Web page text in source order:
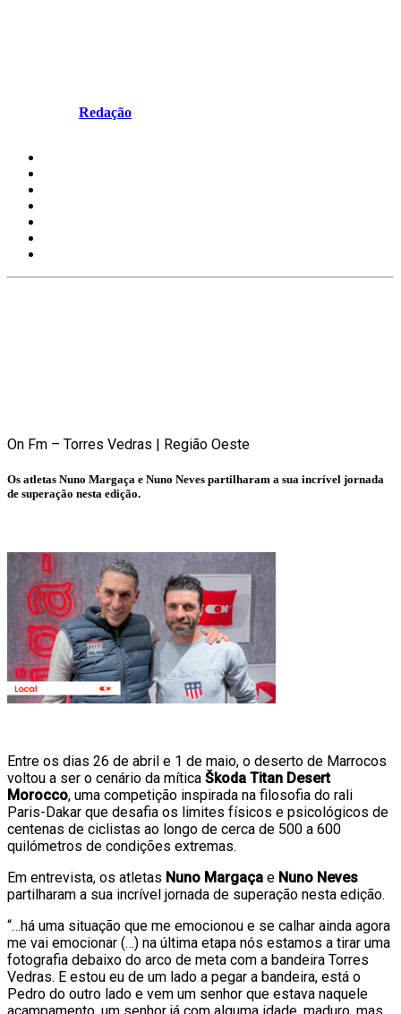
Redação
On Fm – Torres Vedras | Região Oeste
Os atletas Nuno Margaça e Nuno Neves partilharam a sua incrível jornada
de superação nesta edição.
Entre os dias 26 de abril e 1 de maio, o deserto de Marrocos
voltou a ser o cenário da mítica Škoda Titan Desert
Morocco, uma competição inspirada na filosofia do rali
Paris-Dakar que desafia os limites físicos e psicológicos de
centenas de ciclistas ao longo de cerca de 500 a 600
quilómetros de condições extremas.
Em entrevista, os atletas Nuno Margaça e Nuno Neves
partilharam a sua incrível jornada de superação nesta edição.
“…há uma situação que me emocionou e se calhar ainda agora
me vai emocionar (…) na última etapa nós estamos a tirar uma
fotografia debaixo do arco de meta com a bandeira Torres
Vedras. E estou eu de um lado a pegar a bandeira, está o
Pedro do outro lado e vem um senhor que estava naquele